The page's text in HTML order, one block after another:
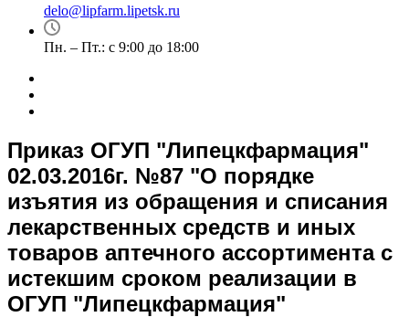
delo@lipfarm.lipetsk.ru
Пн. – Пт.: с 9:00 до 18:00
Приказ ОГУП "Липецкфармация"
02.03.2016г. №87 "О порядке
изъятия из обращения и списания
лекарственных средств и иных
товаров аптечного ассортимента с
истекшим сроком реализации в
ОГУП "Липецкфармация"